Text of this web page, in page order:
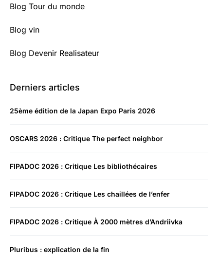
Blog Tour du monde
Blog vin
Blog Devenir Realisateur
Derniers articles
25ème édition de la Japan Expo Paris 2026
OSCARS 2026 : Critique The perfect neighbor
FIPADOC 2026 : Critique Les bibliothécaires
FIPADOC 2026 : Critique Les chaillées de l’enfer
FIPADOC 2026 : Critique À 2000 mètres d’Andriivka
Pluribus : explication de la fin